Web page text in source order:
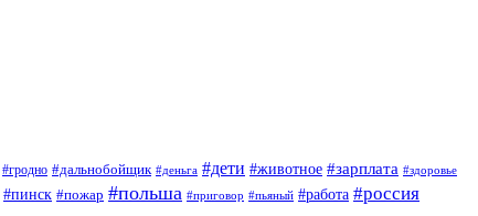
#гродно #дальнобойщик #деньга #дети #животное #зарплата #здоровье
#пинск #пожар #польша #приговор #пьяный #работа #россия